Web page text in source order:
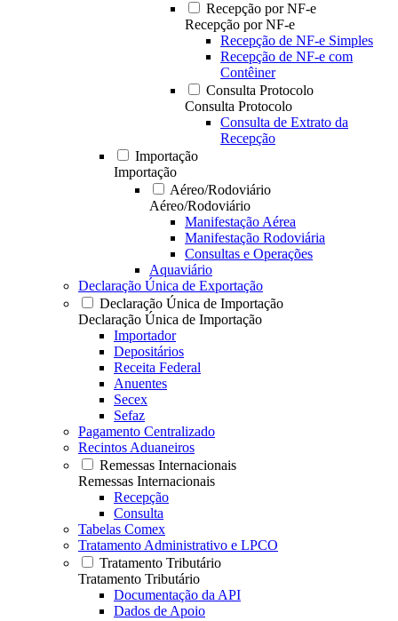
Recepção por NF-e
Recepção por NF-e
Recepção de NF-e Simples
Recepção de NF-e com
Contêiner
Consulta Protocolo
Consulta Protocolo
Consulta de Extrato da
Recepção
Importação
Importação
Aéreo/Rodoviário
Aéreo/Rodoviário
Manifestação Aérea
Manifestação Rodoviária
Consultas e Operações
Aquaviário
Declaração Única de Exportação
Declaração Única de Importação
Declaração Única de Importação
Importador
Depositários
Receita Federal
Anuentes
Secex
Sefaz
Pagamento Centralizado
Recintos Aduaneiros
Remessas Internacionais
Remessas Internacionais
Recepção
Consulta
Tabelas Comex
Tratamento Administrativo e LPCO
Tratamento Tributário
Tratamento Tributário
Documentação da API
Dados de Apoio